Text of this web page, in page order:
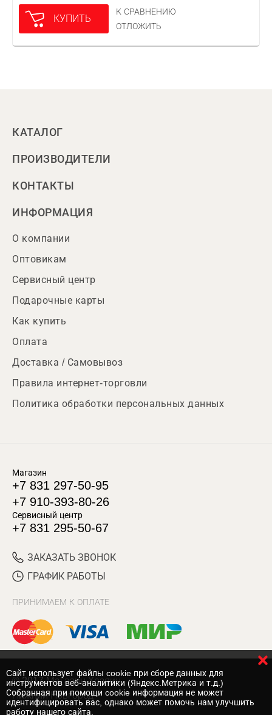
КУПИТЬ
К СРАВНЕНИЮ
ОТЛОЖИТЬ
КАТАЛОГ
ПРОИЗВОДИТЕЛИ
КОНТАКТЫ
ИНФОРМАЦИЯ
О компании
Оптовикам
Сервисный центр
Подарочные карты
Как купить
Оплата
Доставка / Самовывоз
Правила интернет-торговли
Политика обработки персональных данных
Магазин
+7 831 297-50-95
+7 910-393-80-26
Сервисный центр
+7 831 295-50-67
ЗАКАЗАТЬ ЗВОНОК
ГРАФИК РАБОТЫ
ПРИНИМАЕМ К ОПЛАТЕ
© 2017 Магазин Хозяин
Нижний Новгород
Cайт использует файлы cookie при сборе данных для
инструментов веб-аналитики (Яндекс.Метрика и т.д.)
Собранная при помощи cookie информация не может
идентифицировать вас, однако может помочь нам улучшить
работу нашего сайта.